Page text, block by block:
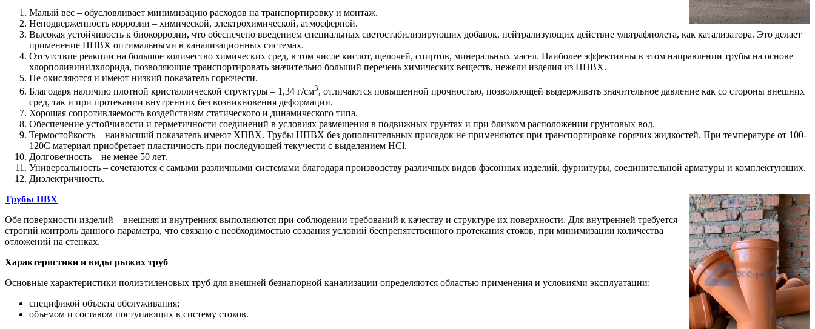
Малый вес – обусловливает минимизацию расходов на транспортировку и монтаж.
Неподверженность коррозии – химической, электрохимической, атмосферной.
Высокая устойчивость к биокоррозии, что обеспечено введением специальных светостабилизирующих добавок, нейтрализующих действие ультрафиолета, как катализатора. Это делает
применение НПВХ оптимальными в канализационных системах.
Отсутствие реакции на большое количество химических сред, в том числе кислот, щелочей, спиртов, минеральных масел. Наиболее эффективны в этом направлении трубы на основе
хлорполивинилхлорида, позволяющие транспортировать значительно больший перечень химических веществ, нежели изделия из НПВХ.
Не окисляются и имеют низкий показатель горючести.
Благодаря наличию плотной кристаллической структуры – 1,34 г/см3, отличаются повышенной прочностью, позволяющей выдерживать значительное давление как со стороны внешних
сред, так и при протекании внутренних без возникновения деформации.
Хорошая сопротивляемость воздействиям статического и динамического типа.
Обеспечение устойчивости и герметичности соединений в условиях размещения в подвижных грунтах и при близком расположении грунтовых вод.
Термостойкость – наивысший показатель имеют ХПВХ. Трубы НПВХ без дополнительных присадок не применяются при транспортировке горячих жидкостей. При температуре от 100-
120С материал приобретает пластичность при последующей текучести с выделением HCl.
Долговечность – не менее 50 лет.
Универсальность – сочетаются с самыми различными системами благодаря производству различных видов фасонных изделий, фурнитуры, соединительной арматуры и комплектующих.
Диэлектричность.
Трубы ПВХ
Обе поверхности изделий – внешняя и внутренняя выполняются при соблюдении требований к качеству и структуре их поверхности. Для внутренней требуется
строгий контроль данного параметра, что связано с необходимостью создания условий беспрепятственного протекания стоков, при минимизации количества
отложений на стенках.
Характеристики и виды рыжих труб
Основные характеристики полиэтиленовых труб для внешней безнапорной канализации определяются областью применения и условиями эксплуатации:
спецификой объекта обслуживания;
объемом и составом поступающих в систему стоков.